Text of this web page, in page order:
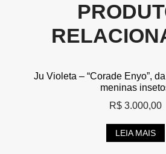
Ju Violeta – “Corade Enyo”,
meninas
R$3.000,00
LEIA MAIS